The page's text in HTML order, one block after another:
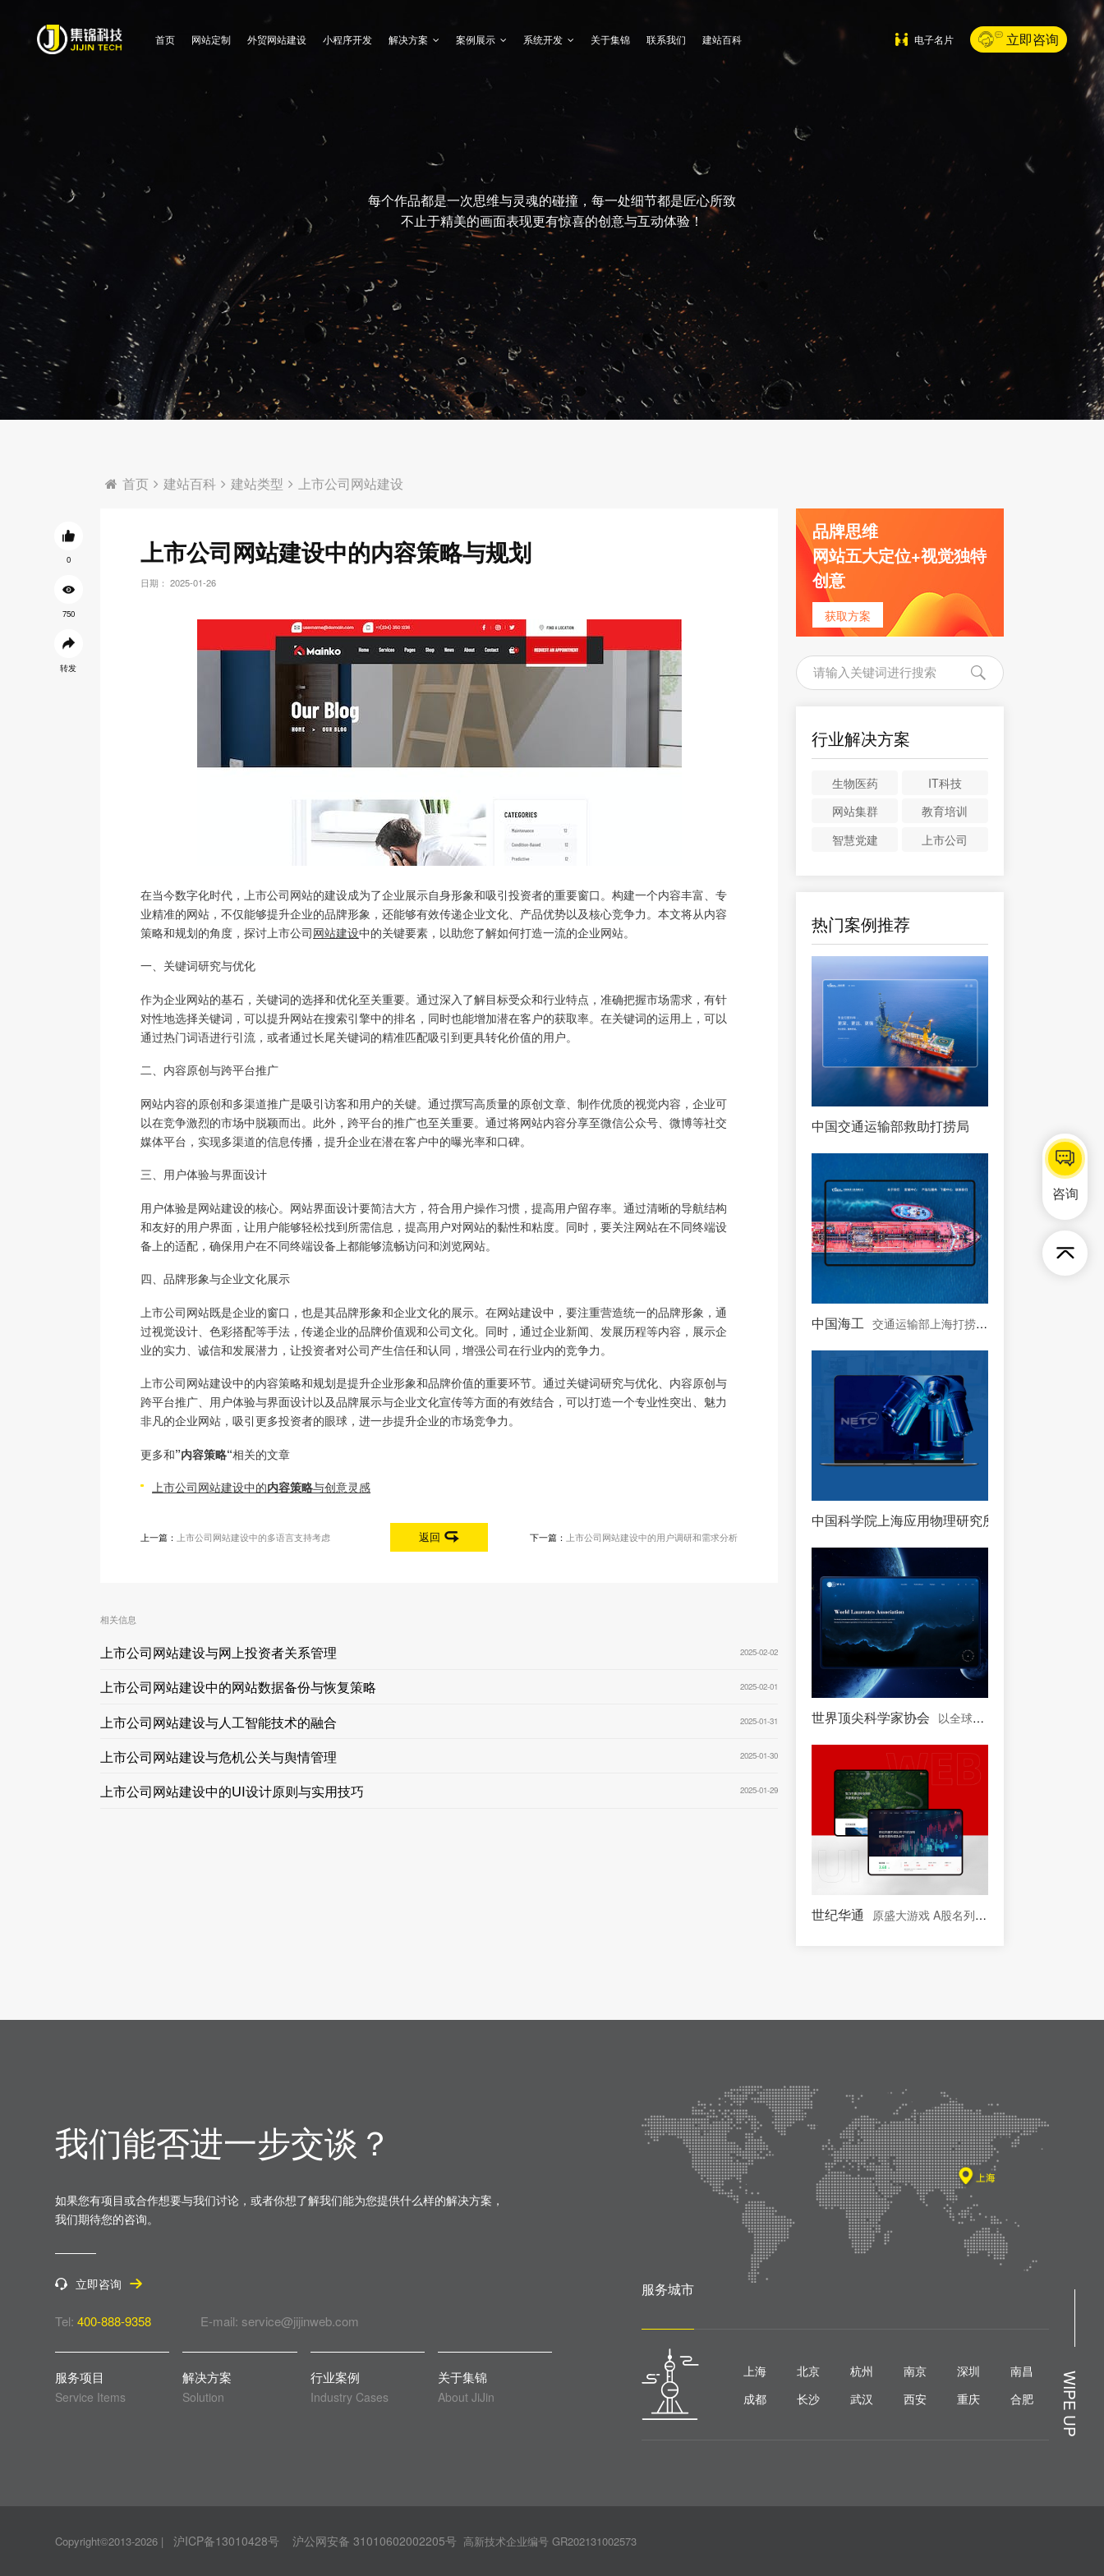
首页 网站定制 外贸网站建设 小程序开发 解决方案 案例展示 系统开发 关于集锦 联系我们 建站百科 电子名片 立即咨询
每个作品都是一次思维与灵魂的碰撞，每一处细节都是匠心所致
不止于精美的画面表现更有惊喜的创意与互动体验！
首页 建站百科 建站类型 上市公司网站建设
0
750
转发
上市公司网站建设中的内容策略与规划
日期： 2025-01-26
在当今数字化时代，上市公司网站的建设成为了企业展示自身形象和吸引投资者的重要窗口。构建一个内容丰富、专
业精准的网站，不仅能够提升企业的品牌形象，还能够有效传递企业文化、产品优势以及核心竞争力。本文将从内容
策略和规划的角度，探讨上市公司网站建设中的关键要素，以助您了解如何打造一流的企业网站。
一、关键词研究与优化
作为企业网站的基石，关键词的选择和优化至关重要。通过深入了解目标受众和行业特点，准确把握市场需求，有针
对性地选择关键词，可以提升网站在搜索引擎中的排名，同时也能增加潜在客户的获取率。在关键词的运用上，可以
通过热门词语进行引流，或者通过长尾关键词的精准匹配吸引到更具转化价值的用户。
二、内容原创与跨平台推广
网站内容的原创和多渠道推广是吸引访客和用户的关键。通过撰写高质量的原创文章、制作优质的视觉内容，企业可
以在竞争激烈的市场中脱颖而出。此外，跨平台的推广也至关重要。通过将网站内容分享至微信公众号、微博等社交
媒体平台，实现多渠道的信息传播，提升企业在潜在客户中的曝光率和口碑。
三、用户体验与界面设计
用户体验是网站建设的核心。网站界面设计要简洁大方，符合用户操作习惯，提高用户留存率。通过清晰的导航结构
和友好的用户界面，让用户能够轻松找到所需信息，提高用户对网站的黏性和粘度。同时，要关注网站在不同终端设
备上的适配，确保用户在不同终端设备上都能够流畅访问和浏览网站。
四、品牌形象与企业文化展示
上市公司网站既是企业的窗口，也是其品牌形象和企业文化的展示。在网站建设中，要注重营造统一的品牌形象，通
过视觉设计、色彩搭配等手法，传递企业的品牌价值观和公司文化。同时，通过企业新闻、发展历程等内容，展示企
业的实力、诚信和发展潜力，让投资者对公司产生信任和认同，增强公司在行业内的竞争力。
上市公司网站建设中的内容策略和规划是提升企业形象和品牌价值的重要环节。通过关键词研究与优化、内容原创与
跨平台推广、用户体验与界面设计以及品牌展示与企业文化宣传等方面的有效结合，可以打造一个专业性突出、魅力
非凡的企业网站，吸引更多投资者的眼球，进一步提升企业的市场竞争力。
更多和”内容策略“相关的文章
上市公司网站建设中的内容策略与创意灵感
上一篇： 上市公司网站建设中的多语言支持考虑 返回 下一篇： 上市公司网站建设中的用户调研和需求分析
相关信息
上市公司网站建设与网上投资者关系管理 2025-02-02
上市公司网站建设中的网站数据备份与恢复策略 2025-02-01
上市公司网站建设与人工智能技术的融合 2025-01-31
上市公司网站建设与危机公关与舆情管理 2025-01-30
上市公司网站建设中的UI设计原则与实用技巧 2025-01-29
品牌思维
网站五大定位+视觉独特
创意
获取方案
行业解决方案
生物医药
IT科技
网站集群
教育培训
智慧党建
上市公司
热门案例推荐
中国交通运输部救助打捞局
中国海工 交通运输部上海打捞局控股公司
中国科学院上海应用物理研究所
世界顶尖科学家协会 以全球顶尖科学家为主体的协会
世纪华通 原盛大游戏 A股名列前茅的文化传媒板块上市
WIPE UP
我们能否进一步交谈？
如果您有项目或合作想要与我们讨论，或者你想了解我们能为您提供什么样的解决方案，
我们期待您的咨询。
立即咨询
Tel:400-888-9358 E-mail: service@jijinweb.com
服务项目
Service Items
解决方案
Solution
行业案例
Industry Cases
关于集锦
About JiJin
服务城市
上海 北京 杭州 南京 深圳
南昌
成都
长沙 武汉 西安 重庆 合肥
Copyright©2013-2026 | 沪ICP备13010428号 沪公网安备 31010602002205号 高新技术企业编号 GR202131002573
咨询